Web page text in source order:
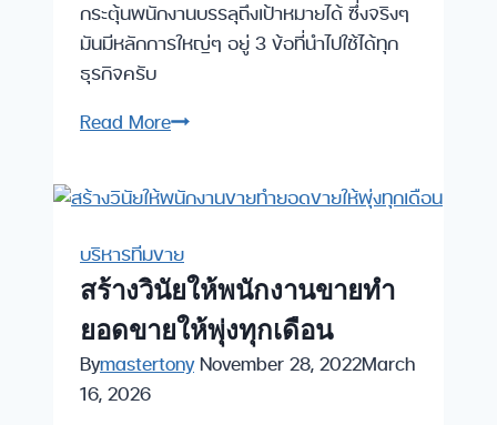
กระตุ้นพนักงานบรรลุถึงเป้าหมายได้ ซึ่งจริงๆ
มันมีหลักการใหญ่ๆ อยู่ 3 ข้อที่นำไปใช้ได้ทุก
ธุรกิจครับ
Read Moreทำ
ผล
อย่างไร
เพื่อ
กระตุ้น
ทีม
บริหารทีมขาย
สร้างวินัยให้พนักงานขายทำ
ยอดขายให้พุ่งทุกเดือน
Bymastertony November 28, 2022March
16, 2026